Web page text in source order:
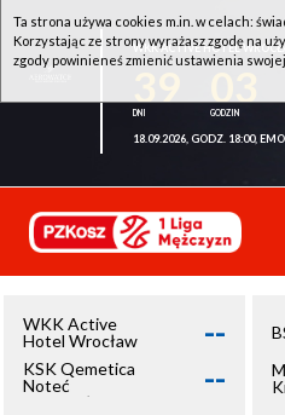
WKK ACTIVE HOTEL
18.09.2026, GODZ. 18:00,
WKK Active
Hotel Wrocław
--
KSK Qemetica
Noteć
Inowrocław
--
Ta strona używa cookies m.in. w celach:
Korzystając ze strony wyrażasz zgodę na
zgody powinieneś zmienić ustawienia